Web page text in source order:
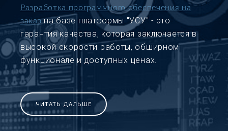
Разработка программного обеспечения на
заказна базе платформы "УСУ" - это
гарантия качества, которая заключается в
высокой скорости работы, обширном
функционале и доступных ценах.
ЧИТАТЬ ДАЛЬШЕ